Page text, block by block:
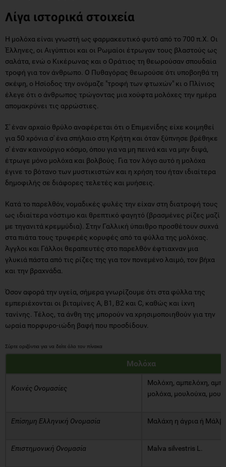
Λίγα ιστορικά στοιχεία
Η μολόχα είναι γνωστή ως φαρμακευτικό φυτό από το 700 π.Χ. Οι
Έλληνες, οι Αιγύπτιοι και οι Ρωμαίοι έτρωγαν τους βλαστούς ως
σαλάτα, ενώ ο Κικέρωνας και ο Οράτιος τη θεωρούσαν σπουδαία
τροφή για τον άνθρωπο. Ο Πυθαγόρας θεωρούσε ότι υποβοηθά τη
σκέψη, ο Ησίοδος την ονόμαζε "τροφή των φτωχών" κι ο Πλίνιος
έλεγε ότι ο άνθρωπος τρώγοντας μια χούφτα μολόχες την ημέρα
απομακρύνει τις αρρώστιες.
Σ' έναν αρχαίο θρύλο αναφέρεται ότι ο Επιμενίδης είχε κοιμηθεί
για 50 χρόνια σ' ένα σπήλαιο στη Κρήτη και όταν ξύπνησε βρέθηκε
σ' έναν καινούργιο κόσμο, όπου για να μη πεινά και να μην διψά,
έτρωγε μόνο μολόχα και βολβούς. Για τον λόγο αυτό η μολόχα
έγινε το βότανο των μυστικιστών και η χρήση του ήταν ιδιαίτερα
δημοφιλής σε διάφορες τελετές και μυήσεις.
Κατά το παρελθόν, νομαδικές φυλές την είχαν στη διατροφή τους
ως ιδιαίτερα νόστιμο και θρεπτικό φαγητό (βρασμένες ρίζες μαζί
με τηγανιτά κρεμμύδια). Στην Γαλλική ύπαιθρο προσθέτουν συχνά
στα πιάτα τους τρυφερές κορυφές από τα φύλλα της μολόχας.
Άγγλοι και Γάλλοι θεραπευτές στο παρελθόν έφτιαχναν μια
γλυκιά πάστα από τις ρίζες της για τον πονεμένο λαιμό, τον βήχα
και την βραχνάδα.
Όσον αφορά την υγεία, σήμερα γνωρίζουμε ότι στα φύλλα της
εμπεριέχονται οι βιταμίνες A, B1, B2 και C, καθώς και ίχνη
τανίνης. Τέλος, τα άνθη της μπορούν να χρησιμοποιηθούν για την
ωραία πορφυρο-ιώδη βαφή που προσδίδουν.
Μολόχα
Κοινές Ονομασίες
Μολόχη, αμπελόχη,
μολόχα, μουλούχα,
Επίσημη Ελληνική Ονομασία Μαλάχη η άγρια ή
Επιστημονική Ονομασία Malva silvestris L.